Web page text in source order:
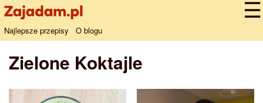
Najlepsze przepisy O blogu
Zielone Koktajle